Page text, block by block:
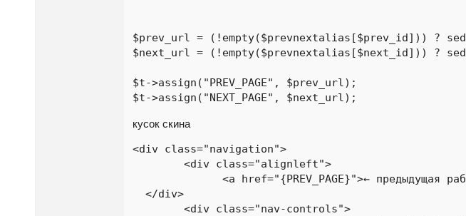
$prev_url = (!empty($prevnextalias[$prev_id])) ?
$next_url = (!empty($prevnextalias[$next_id])) ?
$t->assign("PREV_PAGE", $prev_url);
$t->assign("NEXT_PAGE", $next_url);
кусок скина
<div class="navigation">
  </div>